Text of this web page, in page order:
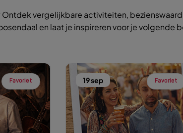
Ontdek vergelijkbare activiteiten,
en laat je inspireren voor je volgende
Favoriet 19 sep Favoriet